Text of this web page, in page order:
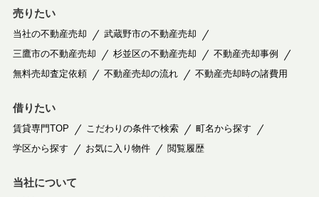
売りたい
当社の不動産売却
武蔵野市の不動産売却
三鷹市の不動産売却
杉並区の不動産売却
不動産売却事例
無料売却査定依頼
不動産売却の流れ 不動産売却時の諸費用
借りたい
賃貸専門TOP こだわりの条件で検索
町名から探す
学区から探す
お気に入り物件 閲覧履歴
当社について